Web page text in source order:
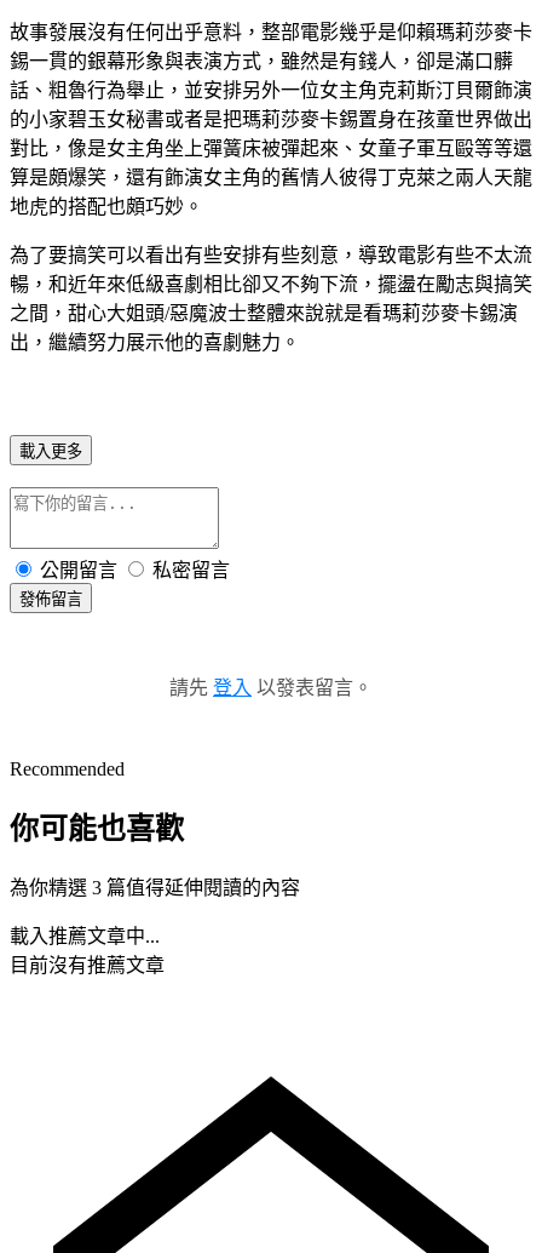
故事發展沒有任何出乎意料，整部電影幾乎是仰賴瑪莉莎麥卡
錫一貫的銀幕形象與表演方式，雖然是有錢人，卻是滿口髒
話、粗魯行為舉止，並安排另外一位女主角克莉斯汀貝爾飾演
的小家碧玉女秘書或者是把瑪莉莎麥卡錫置身在孩童世界做出
對比，像是女主角坐上彈簧床被彈起來、女童子軍互毆等等還
算是頗爆笑，還有飾演女主角的舊情人彼得丁克萊之兩人天龍
地虎的搭配也頗巧妙。
為了要搞笑可以看出有些安排有些刻意，導致電影有些不太流
暢，和近年來低級喜劇相比卻又不夠下流，擺盪在勵志與搞笑
之間，甜心大姐頭/惡魔波士整體來說就是看瑪莉莎麥卡錫演
出，繼續努力展示他的喜劇魅力。
載入更多
公開留言 私密留言
發佈留言
請先 登入 以發表留言。
Recommended
你可能也喜歡
為你精選 3 篇值得延伸閱讀的內容
載入推薦文章中...
目前沒有推薦文章